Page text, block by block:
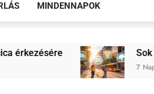
MINDENNAPOK
Sok rolleres még
7 Nap Ezelőtt